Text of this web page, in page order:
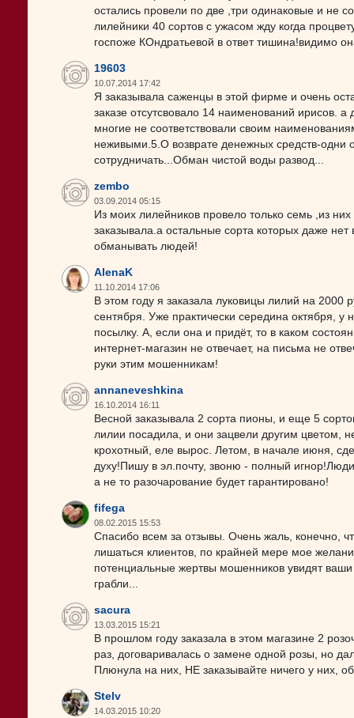
остались провели по две ,три одинаковые и не
лилейники 40 сортов с ужасом жду когда
госпоже КОндратьевой в ответ тишина!видимо
19603
10.07.2014 17:42
Я заказывала саженцы в этой фирме и очень
заказе отсутсвовало 14 наименований ирисов.
многие не соответствовали своим
неживыми.5.О возврате денежных средств-одни
сотрудничать...Обман чистой воды развод...
zembo
03.09.2014 05:15
Из моих лилейников провело только семь ,из
заказывала.а остальные сорта которых даже
обманывать людей!
AlenaK
11.10.2014 17:06
В этом году я заказала луковицы лилий на
сентября. Уже практически середина октября,
посылку. А, если она и придёт, то в каком
интернет-магазин не отвечает, на письма не
руки этим мошенникам!
annaneveshkina
16.10.2014 16:11
Весной заказывала 2 сорта пионы, и еще 5
лилии посадила, и они зацвели другим цветом,
крохотный, еле вырос. Летом, в начале июня,
духу!Пишу в эл.почту, звоню - полный
а не то разочарование будет гарантировано!
fifega
08.02.2015 15:53
Спасибо всем за отзывы. Очень жаль, конечно,
лишаться клиентов, по крайней мере мое
потенциальные жертвы мошенников увидят ваши
грабли...
sacura
13.03.2015 15:21
В прошлом году заказала в этом магазине 2
раз, договаривалась о замене одной розы, но
Плюнула на них, НЕ заказывайте ничего у них,
Stelv
14.03.2015 10:20